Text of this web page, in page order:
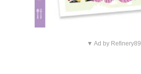
▼ Ad by Refinery89